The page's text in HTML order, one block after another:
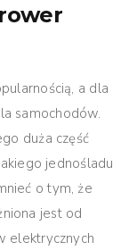
a dla
samochodów.
duża część
jednośladu
o tym, że
jest od
elektrycznych